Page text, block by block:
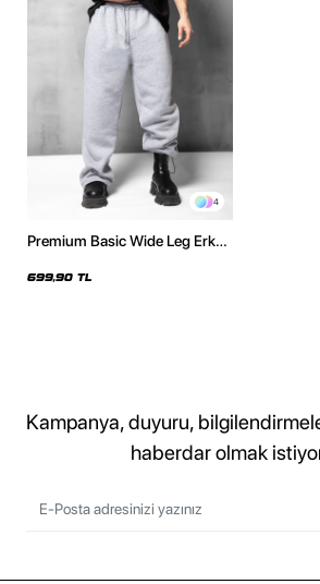
4
Premium Basic Wide Leg Erkek
699,90 TL
Kampanya, duyuru,
haberdar olmak